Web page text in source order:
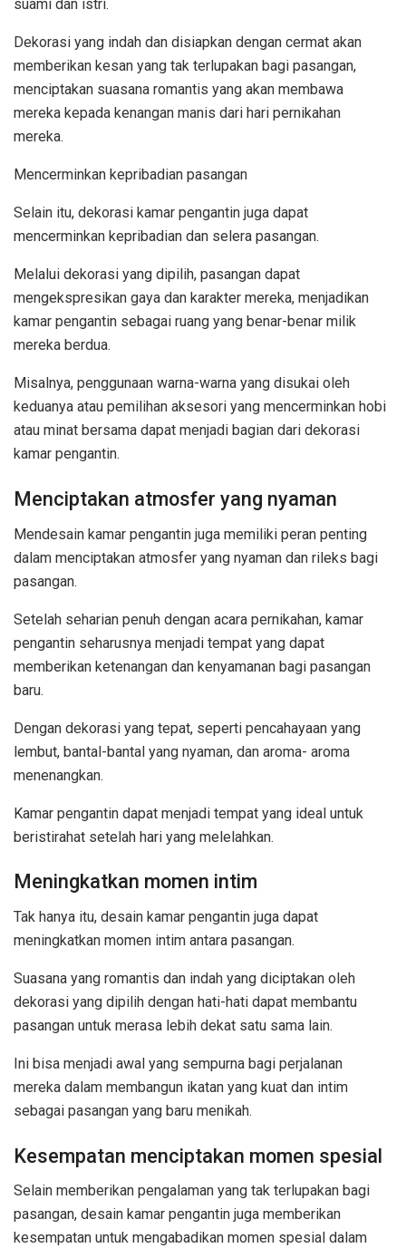
suami dan istri.
Dekorasi yang indah dan disiapkan dengan cermat akan
memberikan kesan yang tak terlupakan bagi pasangan,
menciptakan suasana romantis yang akan membawa
mereka kepada kenangan manis dari hari pernikahan
mereka.
Mencerminkan kepribadian pasangan
Selain itu, dekorasi kamar pengantin juga dapat
mencerminkan kepribadian dan selera pasangan.
Melalui dekorasi yang dipilih, pasangan dapat
mengekspresikan gaya dan karakter mereka, menjadikan
kamar pengantin sebagai ruang yang benar-benar milik
mereka berdua.
Misalnya, penggunaan warna-warna yang disukai oleh
keduanya atau pemilihan aksesori yang mencerminkan hobi
atau minat bersama dapat menjadi bagian dari dekorasi
kamar pengantin.
Menciptakan atmosfer yang nyaman
Mendesain kamar pengantin juga memiliki peran penting
dalam menciptakan atmosfer yang nyaman dan rileks bagi
pasangan.
Setelah seharian penuh dengan acara pernikahan, kamar
pengantin seharusnya menjadi tempat yang dapat
memberikan ketenangan dan kenyamanan bagi pasangan
baru.
Dengan dekorasi yang tepat, seperti pencahayaan yang
lembut, bantal-bantal yang nyaman, dan aroma- aroma
menenangkan.
Kamar pengantin dapat menjadi tempat yang ideal untuk
beristirahat setelah hari yang melelahkan.
Meningkatkan momen intim
Tak hanya itu, desain kamar pengantin juga dapat
meningkatkan momen intim antara pasangan.
Suasana yang romantis dan indah yang diciptakan oleh
dekorasi yang dipilih dengan hati-hati dapat membantu
pasangan untuk merasa lebih dekat satu sama lain.
Ini bisa menjadi awal yang sempurna bagi perjalanan
mereka dalam membangun ikatan yang kuat dan intim
sebagai pasangan yang baru menikah.
Kesempatan menciptakan momen spesial
Selain memberikan pengalaman yang tak terlupakan bagi
pasangan, desain kamar pengantin juga memberikan
kesempatan untuk mengabadikan momen spesial dalam